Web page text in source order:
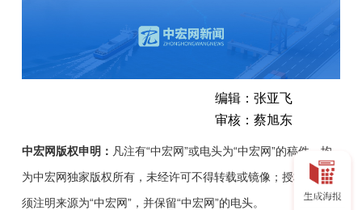
编辑：张亚飞
审核：蔡旭东
中宏网版权申明： 凡注有“中宏网”或电头为“中宏网”的稿件，均
为中宏网独家版权所有，未经许可不得转载或镜像；授权转载必
须注明来源为“中宏网”，并保留“中宏网”的电头。